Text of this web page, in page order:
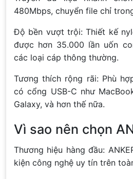
480Mbps, chuyển file chỉ
Độ bền vượt trội: Thiết kế
được hơn 35.000 lần uốn
các loại cáp thông thường.
Tương thích rộng rãi: Phù
có cổng USB-C như
Galaxy, và hơn thế nữa.
Vì sao nên chọn
Thương hiệu hàng đầu:
kiện công nghệ uy tín trên